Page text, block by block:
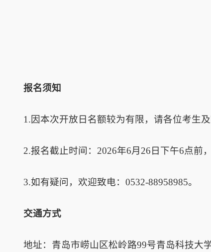
报名须知
1.因本次开放日名额较为有限，请各位考生
2.报名截止时间：2026年6月26日下午6点前
3.如有疑问，欢迎致电：0532-88958985。
交通方式
地址：青岛市崂山区松岭路99号青岛科技大